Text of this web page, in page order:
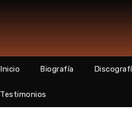
Inicio Biografía
Testimonios